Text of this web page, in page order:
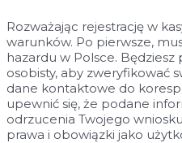
Rozważając rejestrację w
warunków. Po pierwsze,
hazardu w Polsce.
osobisty, aby zweryfikować
dane kontaktowe do
upewnić się, że podane
odrzucenia Twojego
prawa i obowiązki jako